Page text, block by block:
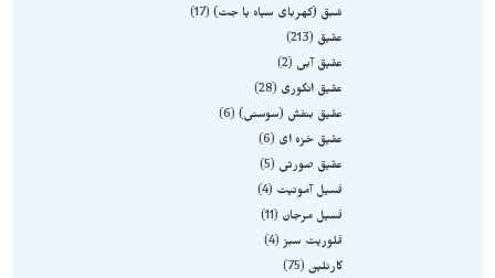
شبق (کهربای سیاه یا جت) 17
عقیق
213
عقیق آبی
2
عقیق انگوری
28
عقیق بنفش (سوسنی) 6
عقیق خزه ای
6
عقیق صورتی
5
فسیل آمونیت
4
فسیل مرجان
11
فلوریت سبز 4
کارنلین 75